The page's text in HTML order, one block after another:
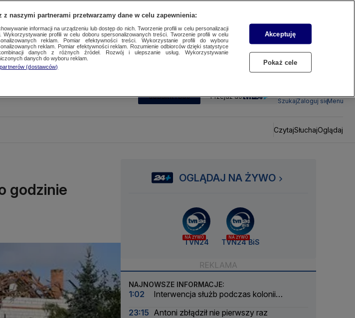
SUBSKRYBUJ Przejdź do
SzukajZaloguj sięMenu
CzytajSłuchajOglądaj
godzinie
OGLĄDAJ NA ŻYWO
NA ŻYWO
TVN24
NA ŻYWO
TVN24 BiS
NAJNOWSZE INFORMACJE:
1:02
Interwencja służb podczas kolonii
23:15 Antoni zbłądził nie pierwszy raz
z naszymi partnerami przetwarzamy dane w celu zapewnienia:
informacji na urządzeniu lub dostęp do nich. Tworzenie profili w celu personalizacji
Wykorzystywanie profili w celu doboru spersonalizowanych treści. Tworzenie profili w celu
reklam. Pomiar efektywności treści. Wykorzystanie profili do wyboru
reklam. Pomiar efektywności reklam. Rozumienie odbiorców dzięki statystyce
danych z różnych źródeł. Rozwój i ulepszanie usług. Wykorzystywanie
danych do wyboru reklam.
(dostawców)
Akceptuję
Pokaż cele